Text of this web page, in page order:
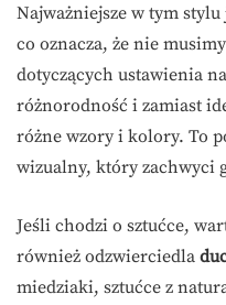
Najważniejsze w tym stylu
co oznacza, że nie
dotyczących ustawienia
różnorodność i zamiast
różne wzory i kolory. To
wizualny, który zachwyci
Jeśli chodzi o sztućce,
również odzwierciedla
miedziaki, sztućce z